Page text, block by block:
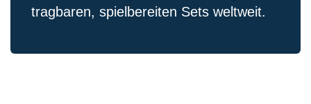
tragbaren, spielbereiten Sets weltweit.